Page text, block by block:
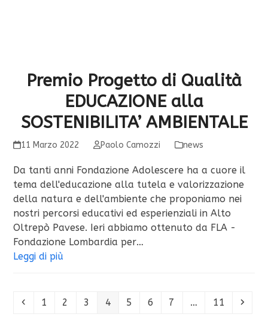
Premio Progetto di Qualità
EDUCAZIONE alla
SOSTENIBILITA’ AMBIENTALE
11 Marzo 2022 Paolo Camozzi news
Da tanti anni Fondazione Adolescere ha a cuore il
tema dell'educazione alla tutela e valorizzazione
della natura e dell'ambiente che proponiamo nei
nostri percorsi educativi ed esperienziali in Alto
Oltrepò Pavese. Ieri abbiamo ottenuto da FLA -
Fondazione Lombardia per…
Leggi di più
Precedente
Pagina
1 Pagina
2 Pagina
3 Pagina
4 Pagina
5 Pagina
6 Pagina
7 … Pagina
11